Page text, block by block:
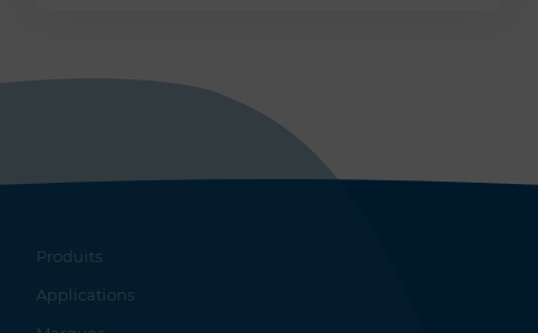
Produits
Applications